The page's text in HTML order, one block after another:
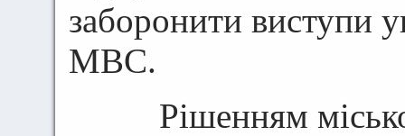
заборонити виступи
МВС.
Рішенням